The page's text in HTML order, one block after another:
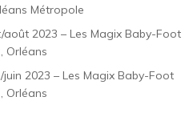
Métropole
2023 – Les Magix Baby-Foot
Orléans
2023 – Les Magix Baby-Foot
Orléans